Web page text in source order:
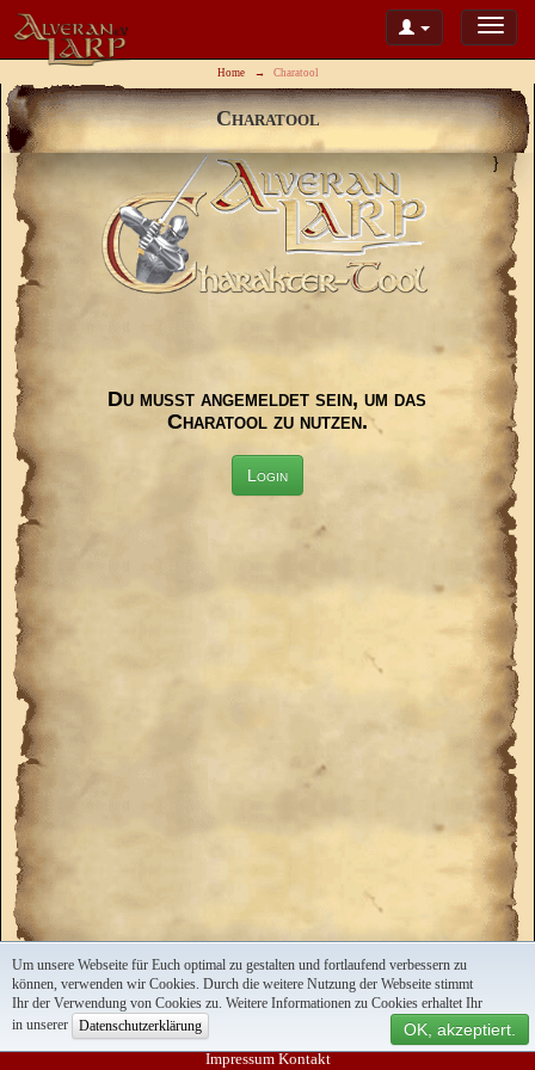
Um unsere Webseite für Euch optimal zu gestalten und fortlaufend verbessern zu
können, verwenden wir Cookies. Durch die weitere Nutzung der Webseite stimmt
Ihr der Verwendung von Cookies zu. Weitere Informationen zu Cookies erhaltet Ihr
in unserer
Datenschutzerklärung OK, akzeptiert.
Home Charatool
Charatool
Du musst angemeldet sein, um das
Charatool zu nutzen.
Login
}
Impressum Kontakt